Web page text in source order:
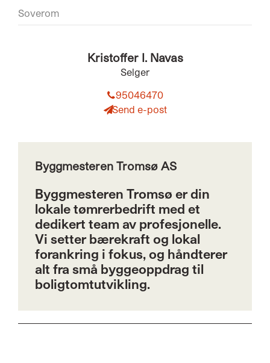
Soverom
Kristoffer I. Navas
Selger
95046470
Send e-post
Byggmesteren Tromsø AS
Byggmesteren Tromsø er din
lokale tømrerbedrift med et
dedikert team av profesjonelle.
Vi setter bærekraft og lokal
forankring i fokus, og håndterer
alt fra små byggeoppdrag til
boligtomtutvikling.